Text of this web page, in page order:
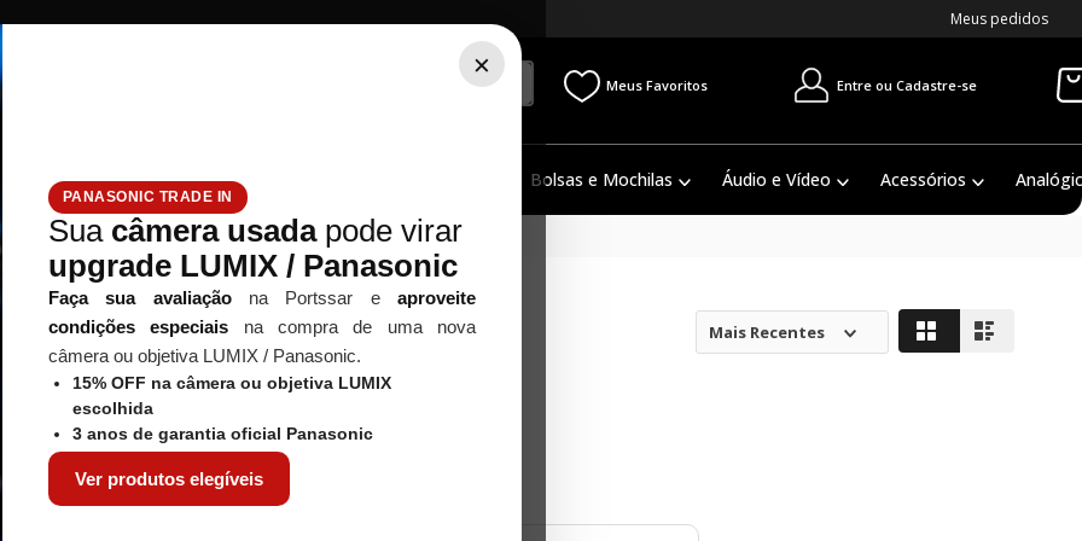
×
PANASONIC TRADE IN
Sua câmera usadapode virar
upgrade LUMIX / Panasonic
Faça sua avaliaçãona Portssar eaproveite
condições especiais na compra de uma nova
câmera ou objetiva LUMIX / Panasonic.
15% OFF na câmera ou objetiva LUMIX
escolhida
3 anos de garantia oficial Panasonic
Ver produtos elegíveis
Meus pedidos
Meus Favoritos Entre ou Cadastre-se
Tripé / Monopé Estúdio / Iluminação Bolsas e Mochilas Áudio e Vídeo Acessórios
Mais Recentes